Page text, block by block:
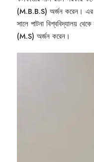
(M.B.B.S) অর্জন করেন। এর
সালে পাটনা বিশ্ববিদ্যালয়
(M.S) অর্জন করেন।